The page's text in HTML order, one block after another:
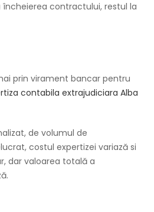
încheierea contractului, restul la
prin virament bancar pentru
contabila extrajudiciara Alba
de volumul de
costul expertizei variază si
dar valoarea totală a